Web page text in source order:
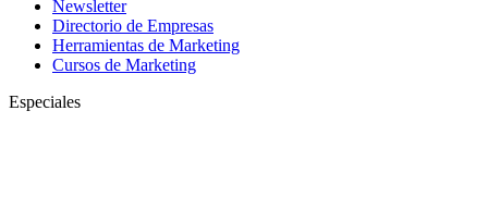
Newsletter
Directorio de Empresas
Herramientas de Marketing
Cursos de Marketing
Especiales